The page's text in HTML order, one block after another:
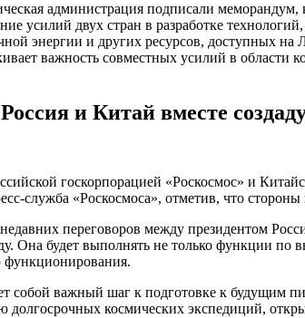
администрация подписали
усилий двух стран в разработке
энергии и других ресурсов, доступных
важность совместных усилий в
и Китай вместе
госкорпорацией «Роскосмос» и
служба «Роскосмоса», отметив, что
переговоров между президентом
Она будет выполнять не только функции
функционирования.
собой важный шаг к подготовке к
долгосрочных космических экспедиций,